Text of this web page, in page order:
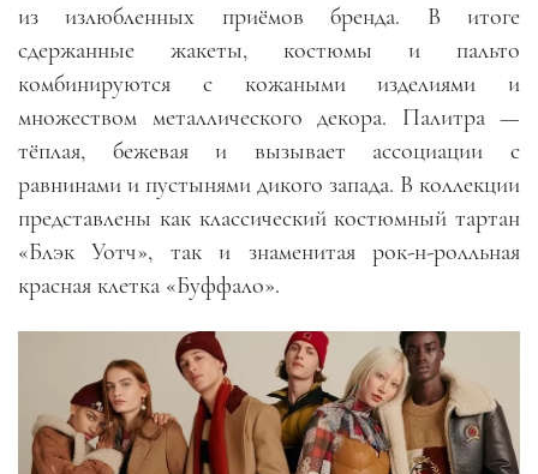
из излюбленных приёмов бренда. В итоге
сдержанные жакеты, костюмы и пальто
комбинируются с кожаными изделиями и
множеством металлического декора. Палитра —
тёплая, бежевая и вызывает ассоциации с
равнинами и пустынями дикого запада. В коллекции
представлены как классический костюмный тартан
«Блэк Уотч», так и знаменитая рок-н-ролльная
красная клетка «Буффало».